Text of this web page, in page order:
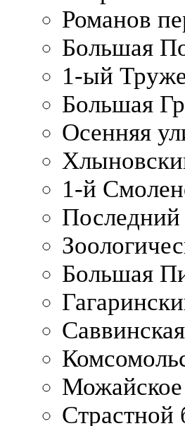
Романов
Большая
1-ый
Большая
Осенняя
1-й
Последний
Большая
Страстной